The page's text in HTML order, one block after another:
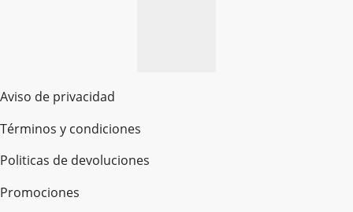
Aviso de privacidad
Términos y condiciones
Politicas de devoluciones
Promociones